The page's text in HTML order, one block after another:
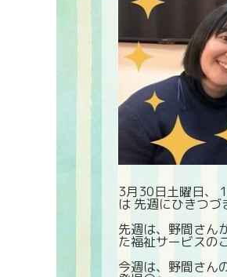
3月30日土曜日、
は 先週にひきつ
先週は、野間さん
た福祉サービスの
今週は、野間さん